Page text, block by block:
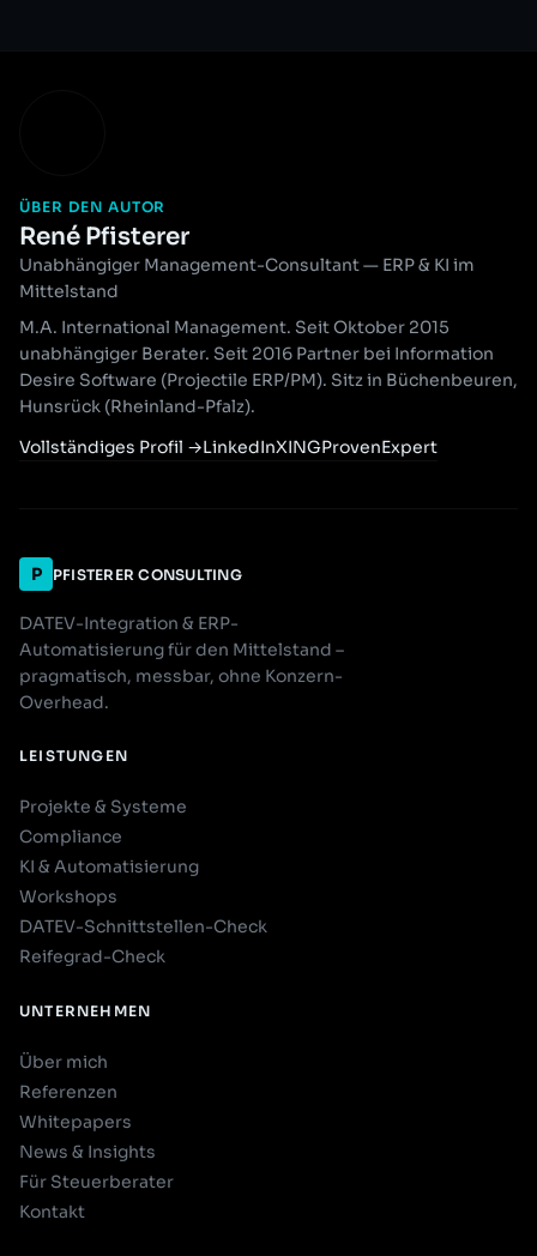
ÜBER DEN AUTOR
René Pfisterer
Unabhängiger Management-Consultant — ERP & KI im
Mittelstand
M.A. International Management. Seit Oktober 2015
unabhängiger Berater. Seit 2016 Partner bei Information
Desire Software (Projectile ERP/PM). Sitz in Büchenbeuren,
Hunsrück (Rheinland-Pfalz).
Vollständiges Profil →LinkedInXINGProvenExpert
P PFISTERER CONSULTING
DATEV-Integration & ERP-
Automatisierung für den Mittelstand –
pragmatisch, messbar, ohne Konzern-
Overhead.
LEISTUNGEN
Projekte & Systeme
Compliance
KI & Automatisierung
Workshops
DATEV-Schnittstellen-Check
Reifegrad-Check
UNTERNEHMEN
Über mich
Referenzen
Whitepapers
News & Insights
Für Steuerberater
Kontakt